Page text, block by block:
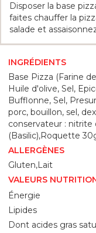
Disposer la base
faites chauffer la
salade et
INGRÉDIENTS
Base Pizza (Farine
Huile d'olive, Sel,
Bufflonne, Sel,
porc, bouillon, sel,
conservateur : nitrite
(Basilic),Roquette
ALLERGÈNES
Gluten,Lait
VALEURS
Énergie
Lipides
Dont acides gras